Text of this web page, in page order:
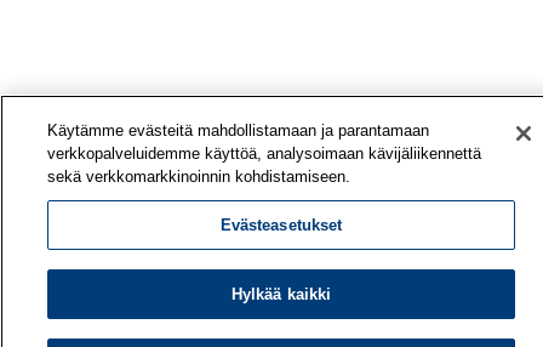
Käytämme evästeitä mahdollistamaan ja parantamaan
verkkopalveluidemme käyttöä, analysoimaan kävijäliikennettä
sekä verkkomarkkinoinnin kohdistamiseen.
Evästeasetukset
Hylkää kaikki